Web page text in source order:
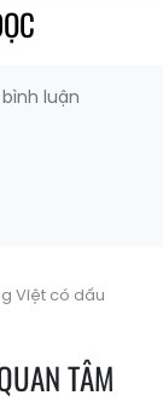
Việt có dấu
TÂM